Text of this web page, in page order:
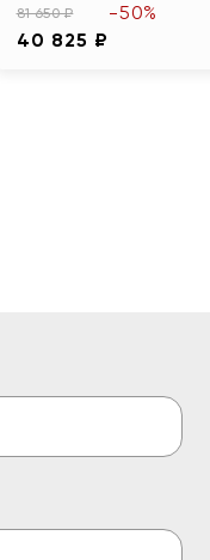
81 650 ₽
40 825 ₽
-50%